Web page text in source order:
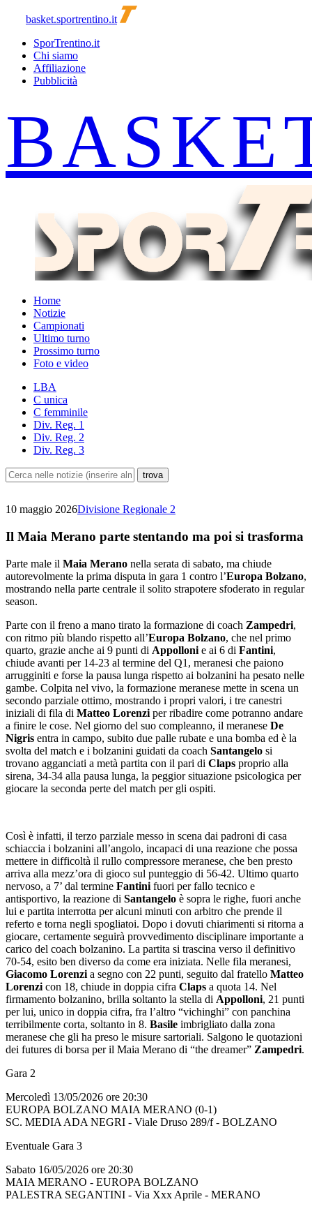
basket.sportrentino.it
SporTrentino.it
Chi siamo
Affiliazione
Pubblicità
Home
Notizie
Campionati
Ultimo turno
Prossimo turno
Foto e video
LBA
C unica
C femminile
Div. Reg. 1
Div. Reg. 2
Div. Reg. 3
10 maggio 2026Divisione Regionale 2
Il Maia Merano parte stentando ma poi si trasforma
Parte male il Maia Merano nella serata di sabato, ma chiude
autorevolmente la prima disputa in gara 1 contro l’Europa Bolzano,
mostrando nella parte centrale il solito strapotere sfoderato in regular
season.
Parte con il freno a mano tirato la formazione di coach Zampedri,
con ritmo più blando rispetto all’Europa Bolzano, che nel primo
quarto, grazie anche ai 9 punti di Appolloni e ai 6 di Fantini,
chiude avanti per 14-23 al termine del Q1, meranesi che paiono
arrugginiti e forse la pausa lunga rispetto ai bolzanini ha pesato nelle
gambe. Colpita nel vivo, la formazione meranese mette in scena un
secondo parziale ottimo, mostrando i propri valori, i tre canestri
iniziali di fila di Matteo Lorenzi per ribadire come potranno andare
a finire le cose. Nel giorno del suo compleanno, il meranese De
Nigris entra in campo, subito due palle rubate e una bomba ed è la
svolta del match e i bolzanini guidati da coach Santangelo si
trovano agganciati a metà partita con il pari di Claps proprio alla
sirena, 34-34 alla pausa lunga, la peggior situazione psicologica per
giocare la seconda perte del match per gli ospiti.
Così è infatti, il terzo parziale messo in scena dai padroni di casa
schiaccia i bolzanini all’angolo, incapaci di una reazione che possa
mettere in difficoltà il rullo compressore meranese, che ben presto
arriva alla mezz’ora di gioco sul punteggio di 56-42. Ultimo quarto
nervoso, a 7’ dal termine Fantini fuori per fallo tecnico e
antisportivo, la reazione di Santangelo è sopra le righe, fuori anche
lui e partita interrotta per alcuni minuti con arbitro che prende il
referto e torna negli spogliatoi. Dopo i dovuti chiarimenti si ritorna a
giocare, certamente seguirà provvedimento disciplinare importante a
carico del coach bolzanino. La partita si trascina verso il definitivo
70-54, esito ben diverso da come era iniziata. Nelle fila meranesi,
Giacomo Lorenzi a segno con 22 punti, seguito dal fratello Matteo
Lorenzi con 18, chiude in doppia cifra Claps a quota 14. Nel
firmamento bolzanino, brilla soltanto la stella di Appolloni, 21 punti
per lui, unico in doppia cifra, fra l’altro “vichinghi” con panchina
terribilmente corta, soltanto in 8. Basile imbrigliato dalla zona
meranese che gli ha preso le misure sartoriali. Salgono le quotazioni
dei futures di borsa per il Maia Merano di “the dreamer” Zampedri.
Gara 2
Mercoledì 13/05/2026 ore 20:30
EUROPA BOLZANO MAIA MERANO (0-1)
SC. MEDIA ADA NEGRI - Viale Druso 289/f - BOLZANO
Eventuale Gara 3
Sabato 16/05/2026 ore 20:30
MAIA MERANO - EUROPA BOLZANO
PALESTRA SEGANTINI - Via Xxx Aprile - MERANO